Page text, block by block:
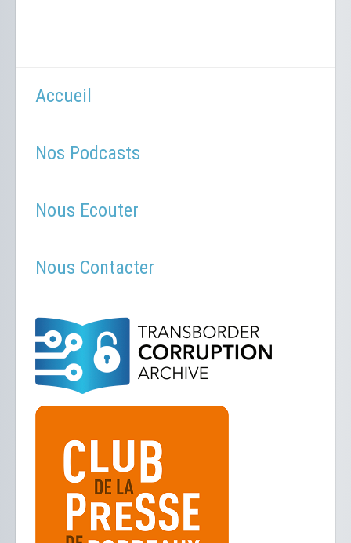
Accueil
Nos Podcasts
Nous Ecouter
Nous Contacter